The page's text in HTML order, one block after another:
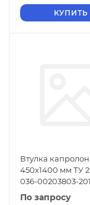
КУПИТЬ
Втулка капролон
450х1400 мм ТУ
036-00203803-
По запросу